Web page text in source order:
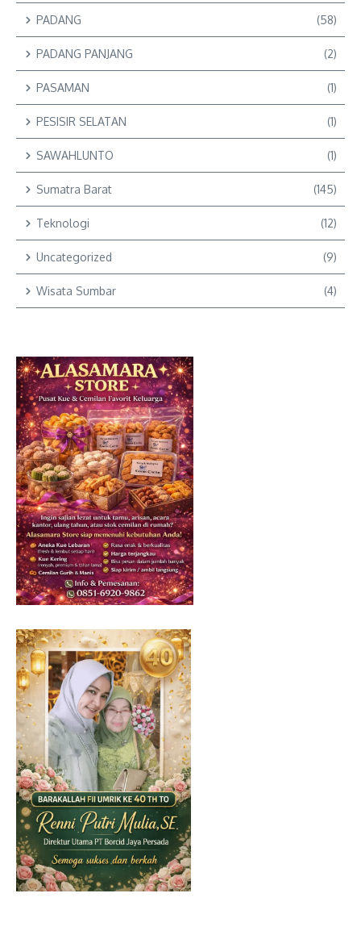
PADANG (58)
PADANG PANJANG (2)
PASAMAN (1)
PESISIR SELATAN (1)
SAWAHLUNTO (1)
Sumatra Barat (145)
Teknologi (12)
Uncategorized (9)
Wisata Sumbar (4)